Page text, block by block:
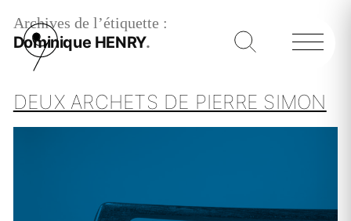
Archives de l’étiquette :
Dominique HENRY
DEUX ARCHETS DE PIERRE SIMON